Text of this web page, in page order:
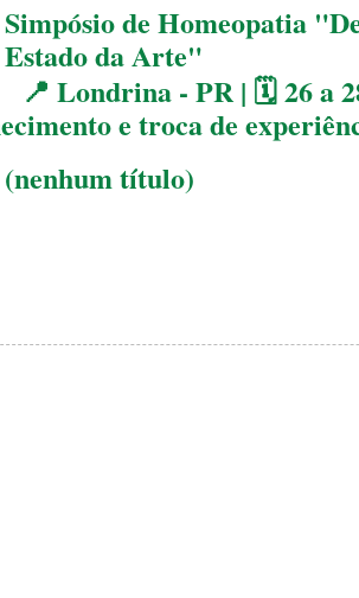
Simpósio de Homeopatia
Estado da Arte"
📍 Londrina - PR | 🗓 26 a
e troca de
(nenhum título)